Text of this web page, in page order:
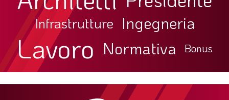
Infrastrutture Ingegneria
Lavoro Normativa Bonus